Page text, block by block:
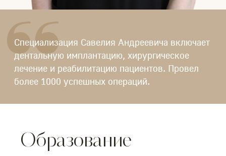
Специализация Савелия Андреевича включает
дентальную имплантацию, хирургическое
лечение и реабилитацию пациентов. Провел
более 1000 успешных операций.
Образование